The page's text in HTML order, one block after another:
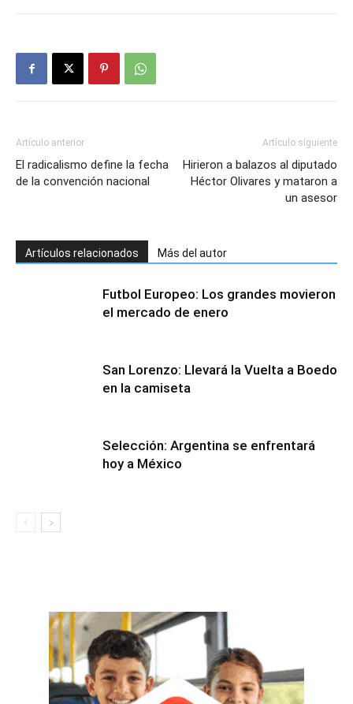
Artículo anterior
El radicalismo define la fecha
de la convención nacional
Artículo siguiente
Hirieron a balazos al diputado
Héctor Olivares y mataron a
un asesor
Artículos relacionados Más del autor
Futbol Europeo: Los grandes movieron
el mercado de enero
San Lorenzo: Llevará la Vuelta a Boedo
en la camiseta
Selección: Argentina se enfrentará
hoy a México